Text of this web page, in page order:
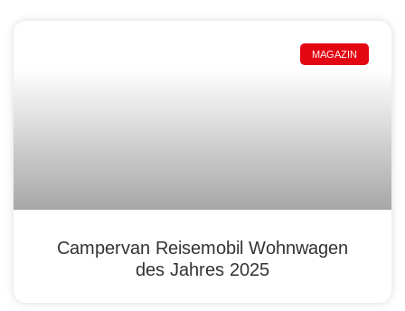
MAGAZIN
Campervan Reisemobil Wohnwagen
des Jahres 2025